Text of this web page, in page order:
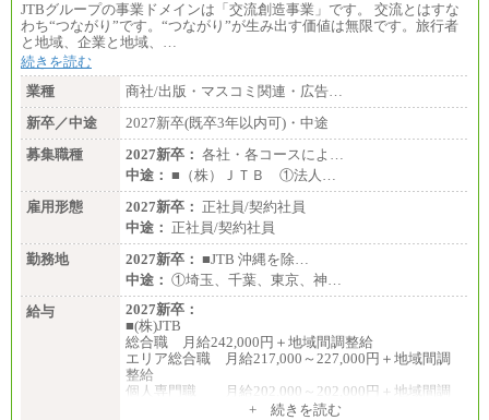
JTBグループの事業ドメインは「交流創造事業」です。 交流とはすな
わち“つながり”です。“つながり”が生み出す価値は無限です。旅行者
と地域、企業と地域、…
続きを読む
業種
商社/出版・マスコミ関連・広告…
新卒／中途
2027新卒(既卒3年以内可)・中途
募集職種
2027新卒： 各社・各コースによ…
中途： ■（株）ＪＴＢ ①法人…
雇用形態
2027新卒： 正社員/契約社員
中途： 正社員/契約社員
勤務地
2027新卒： ■JTB 沖縄を除…
中途： ①埼玉、千葉、東京、神…
給与
2027新卒：
■(株)JTB
総合職 月給242,000円＋地域間調整給
エリア総合職 月給217,000～227,000円＋地域間調
整給
個人専門職 月給202,000～202,000円＋地域間調
+ 続きを読む